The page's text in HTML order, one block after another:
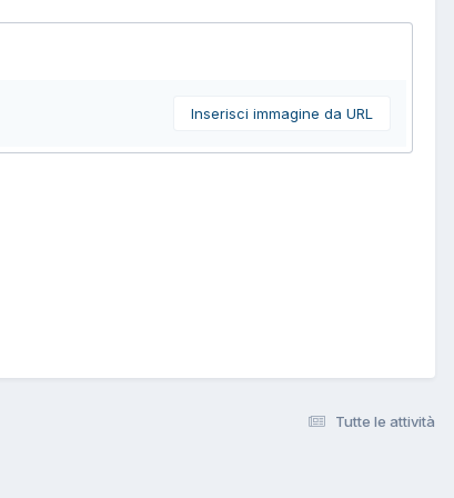
Inserisci immagine da URL
Tutte le attività